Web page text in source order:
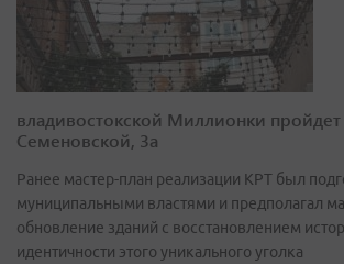
владивостокской Миллионки пройдет
Семеновской, 3а
Ранее мастер-план реализации КРТ был
муниципальными властями и предполагал
обновление зданий с восстановлением
идентичности этого уникального уголка